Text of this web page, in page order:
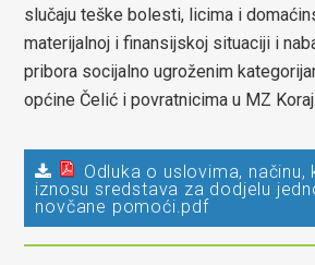
slučaju teške bolesti, licima i
materijalnoj i finansijskoj situaciji i
pribora socijalno ugroženim
općine Čelić i povratnicima u MZ Koraj.
Odluka o uslovima, načinu,
iznosu sredstava za dodjelu
novčane pomoći.pdf